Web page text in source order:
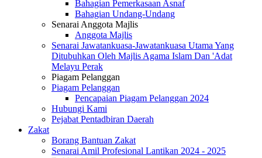
Bahagian Pemerkasaan Asnaf
Bahagian Undang-Undang
Senarai Anggota Majlis
Anggota Majlis
Senarai Jawatankuasa-Jawatankuasa Utama Yang
Ditubuhkan Oleh Majlis Agama Islam Dan 'Adat
Melayu Perak
Piagam Pelanggan
Piagam Pelanggan
Pencapaian Piagam Pelanggan 2024
Hubungi Kami
Pejabat Pentadbiran Daerah
Zakat
Borang Bantuan Zakat
Senarai Amil Profesional Lantikan 2024 - 2025